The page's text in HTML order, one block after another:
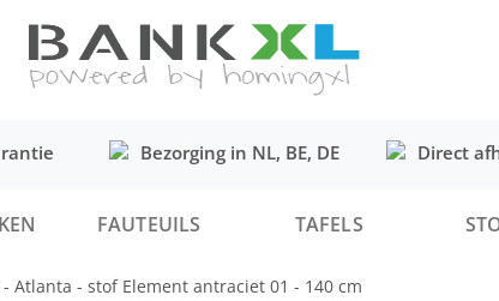
Bezorging in NL, BE, DE Direct
FAUTEUILS TAFELS
Atlanta - stof Element antraciet 01 - 140 cm